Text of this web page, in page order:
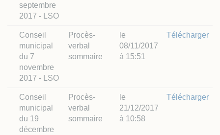
septembre
2017 - LSO
Conseil
municipal
du 7
novembre
2017 - LSO
Procès-
verbal
sommaire
le
08/11/2017
à 15:51
Télécharger
Conseil
municipal
du 19
décembre
Procès-
verbal
sommaire
le
21/12/2017
à 10:58
Télécharger